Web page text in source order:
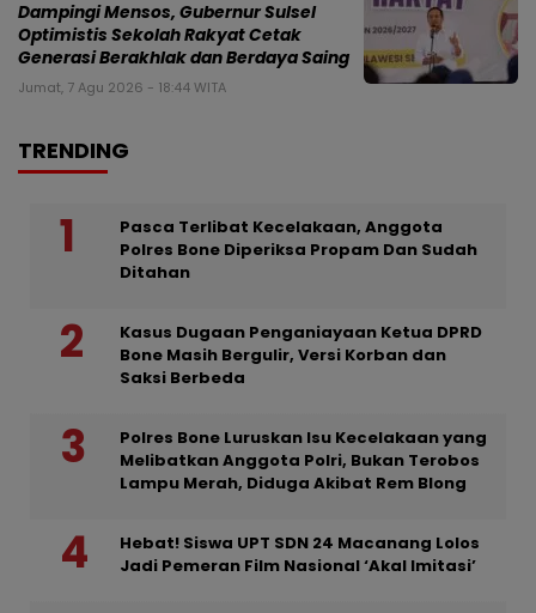
Dampingi Mensos, Gubernur Sulsel
Optimistis Sekolah Rakyat Cetak
Generasi Berakhlak dan Berdaya Saing
Jumat, 7 Agu 2026 - 18:44 WITA
TRENDING
Pasca Terlibat Kecelakaan, Anggota
Polres Bone Diperiksa Propam Dan Sudah
Ditahan
Kasus Dugaan Penganiayaan Ketua DPRD
Bone Masih Bergulir, Versi Korban dan
Saksi Berbeda
Polres Bone Luruskan Isu Kecelakaan yang
Melibatkan Anggota Polri, Bukan Terobos
Lampu Merah, Diduga Akibat Rem Blong
Hebat! Siswa UPT SDN 24 Macanang Lolos
Jadi Pemeran Film Nasional ‘Akal Imitasi’